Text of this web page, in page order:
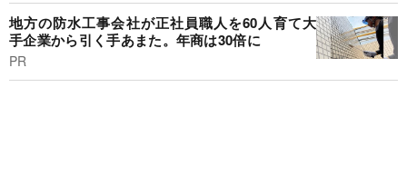
地方の防水工事会社が正社員職人を60人育て大
手企業から引く手あまた。年商は30倍に
PR